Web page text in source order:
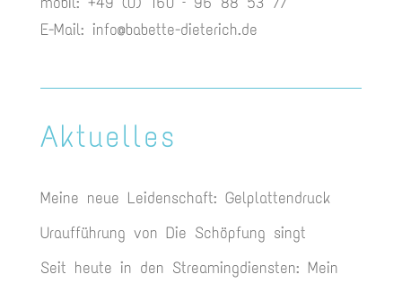
E-Mail: info@babette-dieterich.de
Aktuelles
Meine neue Leidenschaft: Gelplattendruck
Uraufführung von Die Schöpfung singt
Seit heute in den Streamingdiensten: Mein